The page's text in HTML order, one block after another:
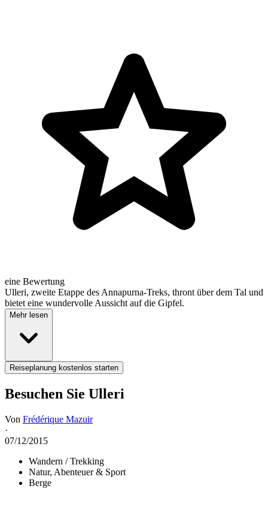
eine Bewertung
Ulleri, zweite Etappe des Annapurna-Treks, thront über dem Tal und
bietet eine wundervolle Aussicht auf die Gipfel.
Mehr lesen
Reiseplanung kostenlos starten
Besuchen Sie Ulleri
Von Frédérique Mazuir
·
07/12/2015
Wandern / Trekking
Natur, Abenteuer & Sport
Berge